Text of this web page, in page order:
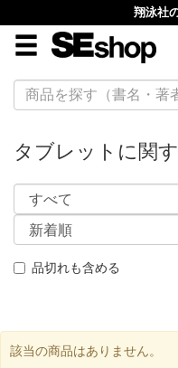
翔泳社
タブレットに関
品切れも含める
該当の商品はありません。